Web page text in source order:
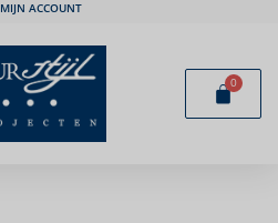
MIJN ACCOUNT
0